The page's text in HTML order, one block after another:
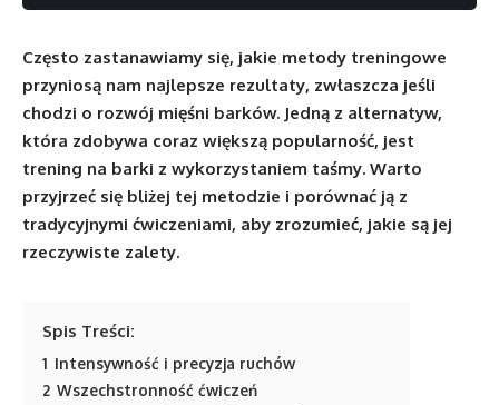
Często zastanawiamy się, jakie metody treningowe
przyniosą nam najlepsze rezultaty, zwłaszcza jeśli
chodzi o rozwój mięśni barków. Jedną z alternatyw,
która zdobywa coraz większą popularność, jest
trening na barki z wykorzystaniem taśmy. Warto
przyjrzeć się bliżej tej metodzie i porównać ją z
tradycyjnymi ćwiczeniami, aby zrozumieć, jakie są jej
rzeczywiste zalety.
Spis Treści:
1 Intensywność i precyzja ruchów
2 Wszechstronność ćwiczeń